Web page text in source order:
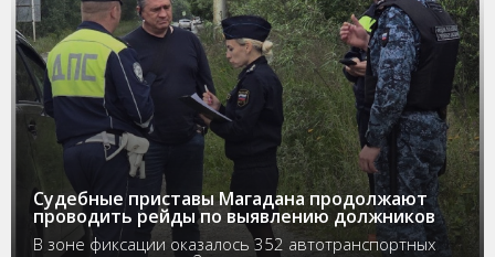
Судебные приставы Магадана продолжают
проводить рейды по выявлению должников
В зоне фиксации оказалось 352 автотранспортных